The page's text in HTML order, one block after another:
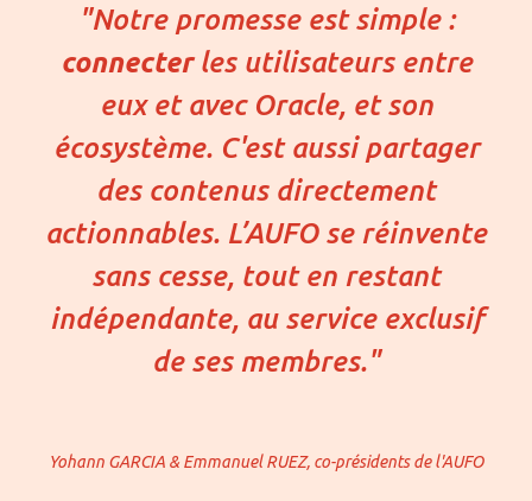
"Notre promesse est simple :
connecterles utilisateurs entre
eux et avec Oracle, et son
écosystème. C'est aussi partager
des contenus directement
actionnables. L’AUFO se réinvente
sans cesse, tout en restant
indépendante, au service exclusif
de ses membres."
Yohann GARCIA & Emmanuel RUEZ, co-présidents de l'AUFO